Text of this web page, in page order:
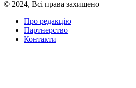
© 2024, Всі права захищено
Про редакцію
Партнерство
Контакти